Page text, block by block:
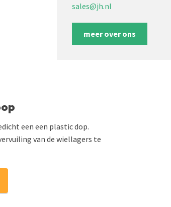
sales@jh.nl
meer over ons
een een plastic dop.
van de wiellagers te